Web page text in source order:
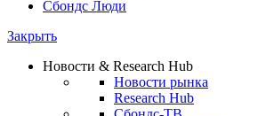
Сбондс Люди
Закрыть
Новости & Research Hub
Новости рынка
Research Hub